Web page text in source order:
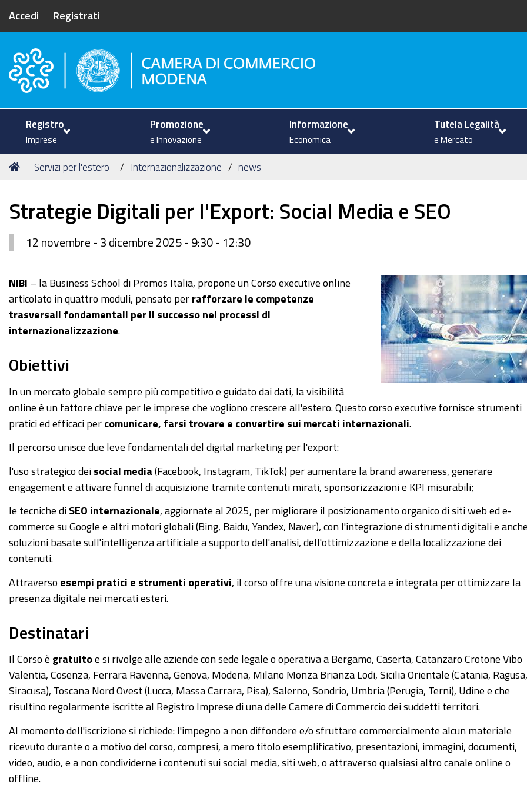
Accedi Registrati
Camera di Commercio di Modena
Registro
Imprese
Promozione
e Innovazione
Informazione
Economica
Tutela Legalità
e Mercato
Tu
Home
Servizi per l'estero Internazionalizzazione news
Strategie Digitali per l'Export: Social Media e SEO
12 novembre - 3 dicembre 2025 - 9:30 - 12:30
NIBI – la Business School di Promos Italia, propone un Corso executive online
articolato in quattro moduli, pensato per rafforzare le competenze
trasversali fondamentali per il successo nei processi di
internazionalizzazione
Obiettivi
In un mercato globale sempre più competitivo e guidato dai dati, la visibilità
online è un fattore chiave per le imprese che vogliono crescere all'estero. Questo corso executive fornisce strumenti
pratici ed efficaci per comunicare, farsi trovare e convertire sui mercati internazionali
Il percorso unisce due leve fondamentali del digital marketing per l'export:
l'uso strategico dei social media (Facebook, Instagram, TikTok) per aumentare la brand awareness, generare
engagement e attivare funnel di acquisizione tramite contenuti mirati, sponsorizzazioni e KPI misurabili;
le tecniche di SEO internazionale , aggiornate al 2025, per migliorare il posizionamento organico di siti web ed e-
commerce su Google e altri motori globali (Bing, Baidu, Yandex, Naver), con l'integrazione di strumenti digitali e
soluzioni basate sull'intelligenza artificiale a supporto dell'analisi, dell'ottimizzazione e della localizzazione dei
contenuti.
Attraverso esempi pratici e strumenti operativi , il corso offre una visione concreta e integrata per ottimizzare la
presenza digitale nei mercati esteri.
Destinatari
Il Corso è gratuito e si rivolge alle aziende con sede legale o operativa a Bergamo, Caserta, Catanzaro Crotone Vibo
Valentia, Cosenza, Ferrara Ravenna, Genova, Modena, Milano Monza Brianza Lodi, Sicilia Orientale (Catania, Ragusa,
Siracusa), Toscana Nord Ovest (Lucca, Massa Carrara, Pisa), Salerno, Sondrio, Umbria (Perugia, Terni), Udine e che
risultino regolarmente iscritte al Registro Imprese di una delle Camere di Commercio dei suddetti territori.
Al momento dell'iscrizione si richiede: l'impegno a non diffondere e/o sfruttare commercialmente alcun materiale
ricevuto durante o a motivo del corso, compresi, a mero titolo esemplificativo, presentazioni, immagini, documenti,
video, audio, e a non condividerne i contenuti sui social media, siti web, o attraverso qualsiasi altro canale online o
offline.